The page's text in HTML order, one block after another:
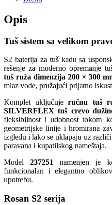
Opis
Tuš sistem sa velikom
S2 baterija za tuš kadu sa
rešenje za moderno opremanje
tuš ruža dimenzija 200 × 300
mlaz vode, pružajući prijatno
Komplet uključujeručnu tuš
SILVERFLEX tuš crevo
fleksibilnost i udobnost tokom
geometrijske linije i hromirana
izgledu i lako se uklapaju uz
paravana i kupatilskog nameštaja.
Model 237251
namenjen je
funkcionalan i elegantno
upotrebu.
Rosan S2 serija